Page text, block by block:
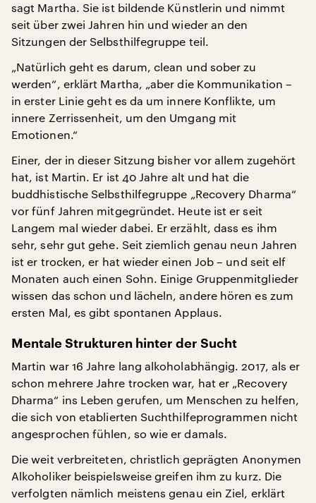
sagt Martha. Sie ist bildende Künstlerin und nimmt
seit über zwei Jahren hin und wieder an den
Sitzungen der Selbsthilfegruppe teil.
„Natürlich geht es darum, clean und sober zu
werden“, erklärt Martha, „aber die Kommunikation –
in erster Linie geht es da um innere Konflikte, um
innere Zerrissenheit, um den Umgang mit
Emotionen.“
Einer, der in dieser Sitzung bisher vor allem zugehört
hat, ist Martin. Er ist 40 Jahre alt und hat die
buddhistische Selbsthilfegruppe „Recovery Dharma“
vor fünf Jahren mitgegründet. Heute ist er seit
Langem mal wieder dabei. Er erzählt, dass es ihm
sehr, sehr gut gehe. Seit ziemlich genau neun Jahren
ist er trocken, er hat wieder einen Job – und seit elf
Monaten auch einen Sohn. Einige Gruppenmitglieder
wissen das schon und lächeln, andere hören es zum
ersten Mal, es gibt spontanen Applaus.
Mentale Strukturen hinter der Sucht
Martin war 16 Jahre lang alkoholabhängig. 2017, als er
schon mehrere Jahre trocken war, hat er „Recovery
Dharma“ ins Leben gerufen, um Menschen zu helfen,
die sich von etablierten Suchthilfeprogrammen nicht
angesprochen fühlen, so wie er damals.
Die weit verbreiteten, christlich geprägten Anonymen
Alkoholiker beispielsweise greifen ihm zu kurz. Die
verfolgten nämlich meistens genau ein Ziel, erklärt